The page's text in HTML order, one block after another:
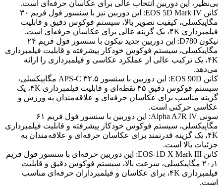
بی‌نظیر، این دوربین انتخاب عالی برای عکاسان حرفه‌ای است.
کانن EOS 5D Mark IV: این دوربین نیز با سنسور فول فریم ۳۰
مگاپیکسلی، کیفیت تصویر بالا، سیستم فوکوس دقیق و قابلیت
فیلمبرداری ۴K، یک گزینه عالی برای عکاسان حرفه‌ای است.
نیکون D780: این دوربین جدید نیکون با سنسور فول فریم ۲۴
مگاپیکسلی، سیستم فوکوس خودکار پیشرفته و قابلیت فیلمبرداری
۴K، یک ترکیب عالی از عملکرد عکاسی و فیلمبرداری را ارائه
می‌دهد.
کانن EOS 90D: این دوربین با سنسور APS-C ۳۲.۵ مگاپیکسلی،
سیستم فوکوس دقیق ۴۵ نقطه‌ای و قابلیت فیلمبرداری ۴K، یک
گزینه مناسب برای عکاسان حرفه‌ای و علاقه‌مندان به ورزش و
عکاسی حرکتی است.
سونی Alpha A7R IV: این دوربین با سنسور فول فریم ۶۱
مگاپیکسلی، سیستم فوکوس خودکار پیشرفته و قابلیت فیلمبرداری
۴K، یک گزینه قدرتمند برای عکاسان حرفه‌ای و علاقه‌مندان به
جزئیات بالا است.
کانن EOS-1D X Mark III: این دوربین حرفه‌ای با سنسور فول فریم
۲۰٫۱ مگاپیکسلی، سرعت بالا، سیستم فوکوس دقیق و قابلیت
فیلمبرداری ۴K، برای عکاسان و فیلمبرداران حرفه‌ای مناسب
است.